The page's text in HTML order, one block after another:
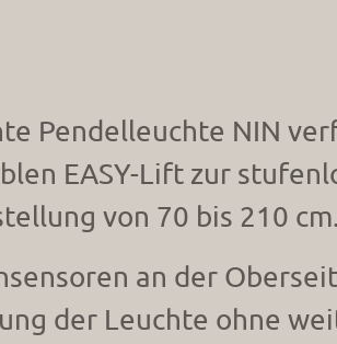
Pendelleuchte NIN
EASY-Lift zur
von 70 bis 210 cm.
an der
der Leuchte ohne